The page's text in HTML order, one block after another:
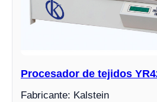
Procesador de tejidos
Fabricante: Kalstein